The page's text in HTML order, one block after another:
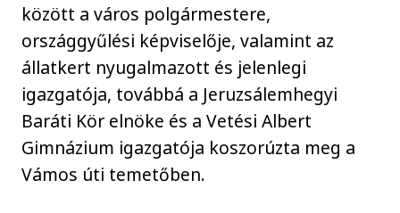
között a város polgármestere,
országgyűlési képviselője, valamint az
állatkert nyugalmazott és jelenlegi
igazgatója, továbbá a Jeruzsálemhegyi
Baráti Kör elnöke és a Vetési Albert
Gimnázium igazgatója koszorúzta meg a
Vámos úti temetőben.